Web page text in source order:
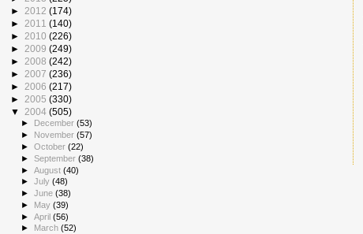
► 2012 (174)
► 2011 (140)
► 2010 (226)
► 2009 (249)
► 2008 (242)
► 2007 (236)
► 2006 (217)
► 2005 (330)
▼ 2004 (505)
► December(53)
► November(57)
►October(22)
►September(38)
►August(40)
►July(48)
►June(38)
► May(39)
►April(56)
►
March(52)